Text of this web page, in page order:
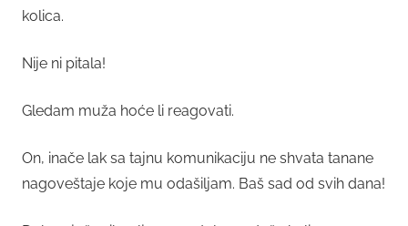
kolica.
Nije ni pitala!
Gledam muža hoće li reagovati.
On, inače lak sa tajnu komunikaciju ne shvata tanane
nagoveštaje koje mu odašiljam. Baš sad od svih dana!